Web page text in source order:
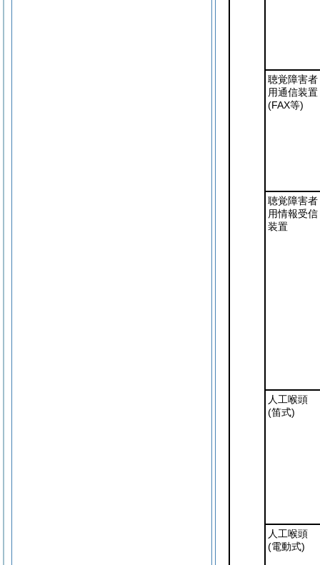
聴覚障害者
用通信装置
(FAX等)
聴覚障害者
用情報受信
装置
人工喉頭
(笛式)
人工喉頭
(電動式)